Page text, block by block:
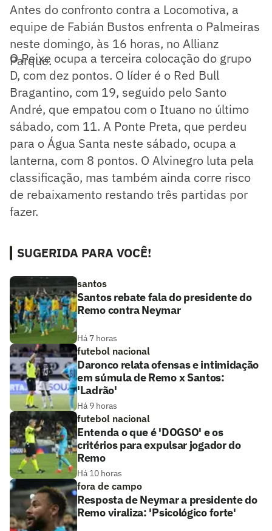
Antes do confronto contra a Locomotiva, a
equipe de Fabián Bustos enfrenta o Palmeiras
neste domingo, às 16 horas, no Allianz
Parque.
O Peixe ocupa a terceira colocação do grupo
D, com dez pontos. O líder é o Red Bull
Bragantino, com 19, seguido pelo Santo
André, que empatou com o Ituano no último
sábado, com 11. A Ponte Preta, que perdeu
para o Água Santa neste sábado, ocupa a
lanterna, com 8 pontos. O Alvinegro luta pela
classificação, mas também ainda corre risco
de rebaixamento restando três partidas por
fazer.
SUGERIDA PARA VOCÊ!
santos
Santos rebate fala do presidente do
Remo contra Neymar
Há 7 horas
futebol nacional
Daronco relata ofensas e intimidação
em súmula de Remo x Santos:
'Ladrão'
Há 9 horas
futebol nacional
Entenda o que é 'DOGSO' e os
critérios para expulsar jogador do
Remo
Há 10 horas
fora de campo
Resposta de Neymar a presidente do
Remo viraliza: 'Psicológico forte'